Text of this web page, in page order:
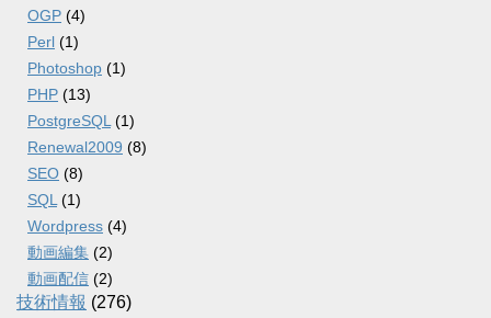
OGP (4)
Perl (1)
Photoshop (1)
PHP (13)
PostgreSQL(1)
Renewal2009 (8)
SEO (8)
SQL(1)
Wordpress (4)
動画編集 (2)
動画配信 (2)
技術情報 (276)